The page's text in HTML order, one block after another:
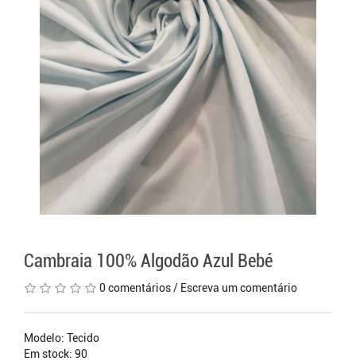
Cambraia 100% Algodão Azul Bebé
0 comentários/ Escreva um comentário
Modelo: Tecido
Em stock: 90